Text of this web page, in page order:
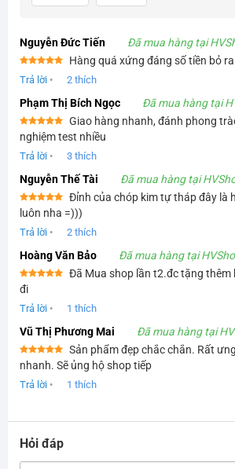
Nguyễn Đức Tiến Đã mua hàng tại
Được xếp
hạng55
Hàng quá xứng đáng số tiền bỏ ra
Trả lời • 2thích
Phạm Thị Bích Ngọc Đã mua hàng tại
Được xếp
hạng55
sao
Giao hàng nhanh, đánh phong
nghiệm test nhiều
Trả lời • 3thích
Nguyễn Thế Tài Đã mua hàng tại
Được xếp
hạng 55
sao
Đỉnh của chóp kim tự tháp đây là
luôn nha =)))
Trả lời • 2thích
Hoàng Văn Bảo Đã mua hàng tại
Được xếp
hạng
sao
Đã Mua shop lần t2.đc tặng thêm
đi
Trả lời • 1 thích
Vũ Thị Phương Mai Đã mua hàng tại
Được xếp
hạng55
sao
Sản phẩm đẹp chắc chắn. Rất
nhanh. Sẽ ủng hộ shop tiếp
Trả lời • 1 thích
Hỏi đáp